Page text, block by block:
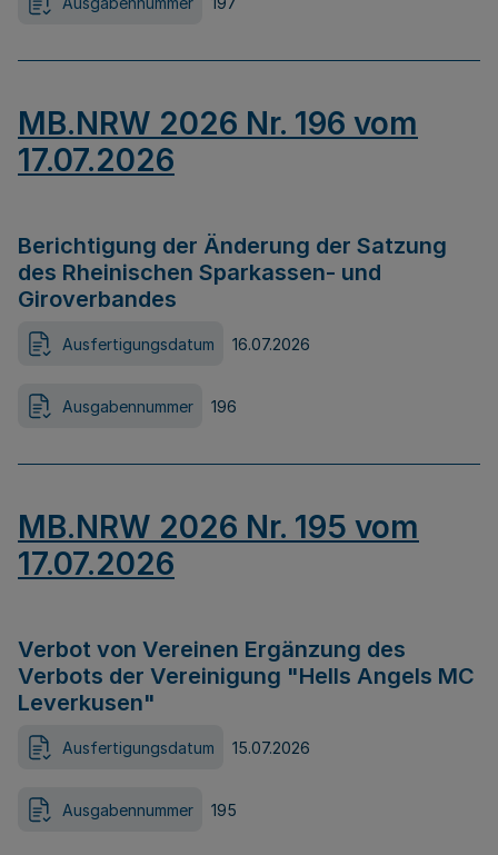
MB.NRW 2026 Nr. 196 vom
17.07.2026
Berichtigung der Änderung der Satzung
des Rheinischen Sparkassen- und
Giroverbandes
Ausfertigungsdatum 16.07.2026
Ausgabennummer 196
MB.NRW 2026 Nr. 195 vom
17.07.2026
Verbot von Vereinen Ergänzung des
Verbots der Vereinigung "Hells Angels MC
Leverkusen"
Ausfertigungsdatum 15.07.2026
Ausgabennummer 195